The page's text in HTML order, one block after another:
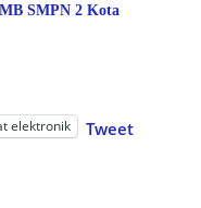
SMPN 2 Kota
elektronik Tweet